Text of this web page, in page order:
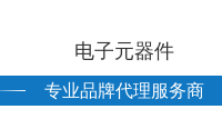
电子元器件
专业品牌代理服务商